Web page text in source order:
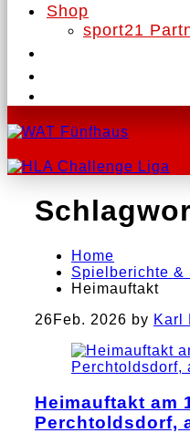
Shop
sport21
Home
Spielberichte &
Heimauftakt
26Feb. 2026 by Karl
Heimauftakt am
Perchtoldsdorf,